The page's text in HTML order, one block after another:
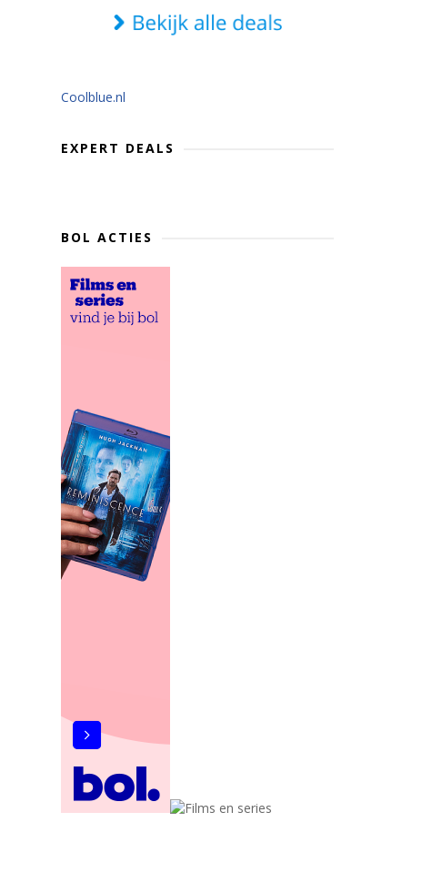
Coolblue.nl
EXPERT DEALS
BOL ACTIES